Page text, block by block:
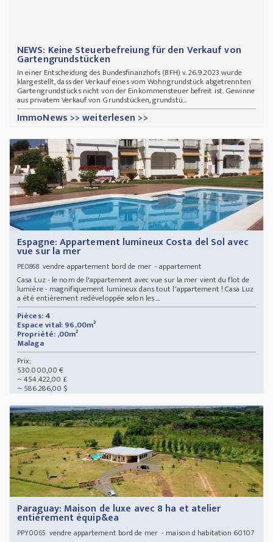
NEWS: Keine Steuerbefreiung für den Verkauf von
Gartengrundstücken
In einer Entscheidung des Bundesfinanzhofs (BFH) v. 26.9.2023 wurde
klargestellt, dass der Verkauf eines vom Wohngrundstück abgetrennten
Gartengrundstücks nicht von der Einkommensteuer befreit ist. Gewinne
aus privatem Verkauf von Grundstücken, grundstü...
ImmoNews >> weiterlesen >>
Espagne: Appartement lumineux Costa del Sol avec
vue sur la mer
PE0868vendre appartement bord de mer - appartement
Casa Luz - le nom de l'appartement avec vue sur la mer vient du flot de
lumière - magnifiquement lumineux dans tout l'appartement ! Casa Luz
a été entièrement redéveloppée selon les ...
Pièces: 4
Espace vital: 96,00m²
Propriété: ,00m²
Malaga
Prix:
530.000,00 €
~ 454.422,00 £
~ 586.286,00 $
Paraguay: Maison de luxe avec 8 ha et atelier
entièrement équip&ea
PPY0065 vendre appartement bord de mer - maison d habitation 60107